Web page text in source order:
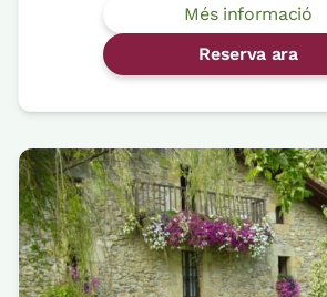
Més informació
Reserva ara